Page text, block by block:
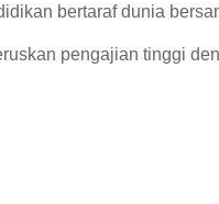
bertaraf dunia
pengajian tinggi